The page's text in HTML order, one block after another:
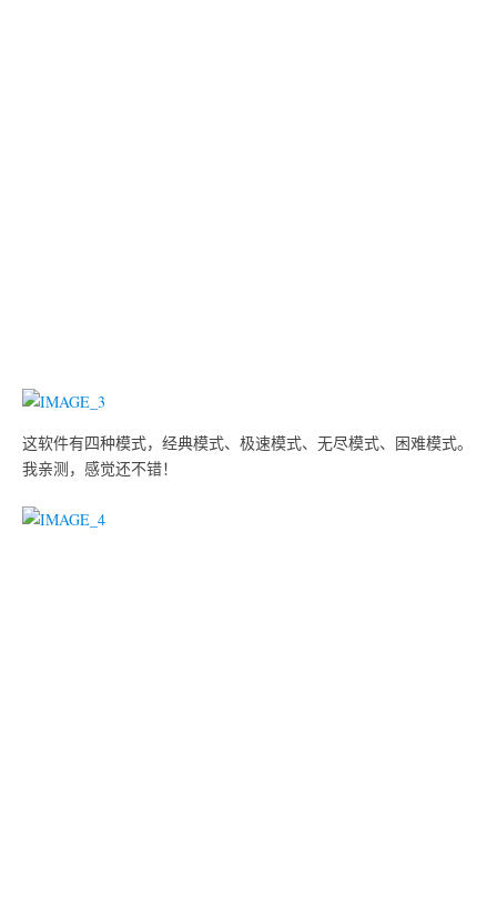
这软件有四种模式，经典模式、极速模式、无尽模式、困难模式。
我亲测，感觉还不错！